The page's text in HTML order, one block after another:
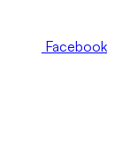
Facebook